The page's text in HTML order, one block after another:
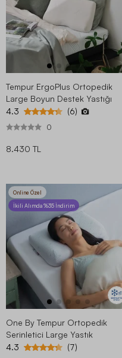
Tempur ErgoPlus Ortopedik
Large Boyun Destek Yastığı
4.3
(6)
0
8.430 TL
Online Özel
İkili Alımda %35 İndirim
One By Tempur Ortopedik
Serinletici Large Yastık
4.3
(7)